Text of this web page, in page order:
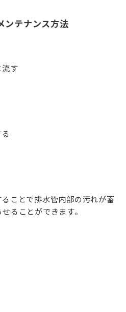
ンテナンス方法
流す
ことで排水管内部の汚れが蓄
ることができます。